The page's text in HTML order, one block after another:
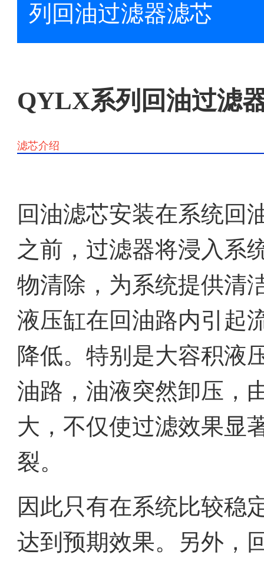
列回油过滤器滤芯
QYLX系列回油过滤
滤芯介绍
回油滤芯安装在系统回
之前，过滤器将浸入系
物清除，为系统提供清
液压缸在回油路内引起
降低。特别是大容积液
油路，油液突然卸压，
大，不仅使过滤效果显
裂。
因此只有在系统比较稳
达到预期效果。另外，